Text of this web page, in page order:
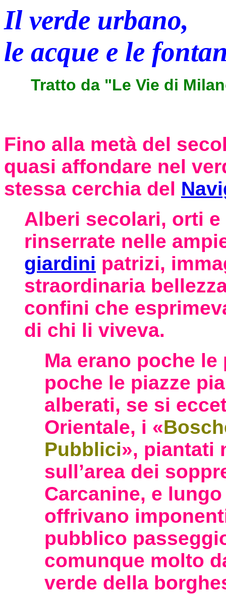
Il verde urbano,
le acque e le
Tratto da "Le Vie di
Fino alla metà del
quasi affondare nel
stessa cerchia del
Alberi secolari, orti
rinserrate nelle
giardini patrizi,
straordinaria
confini che
di chi li viveva.
Ma erano poche
poche le piazze
alberati, se si
Orientale, i «
Pubblici», piantati
sull’area dei
Carcanine, e
offrivano
pubblico
comunque molto
verde della